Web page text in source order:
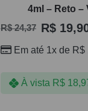
4ml – Reto –
R$24,37 R$
Em até 1x de R$
À vista R$